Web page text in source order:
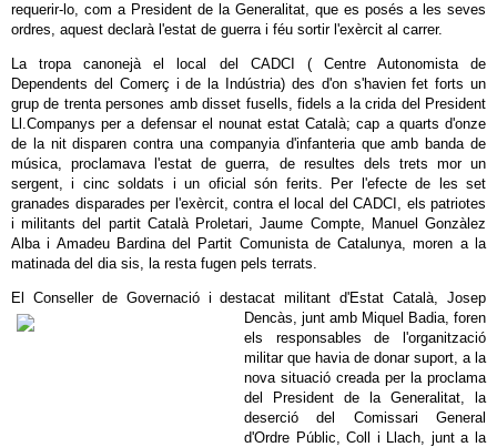
requerir-lo, com a President de la Generalitat, que es posés a les seves
ordres, aquest declarà l'estat de guerra i féu sortir l'exèrcit al carrer.
La tropa canonejà el local del CADCI ( Centre Autonomista de
Dependents del Comerç i de la Indústria) des d'on s'havien fet forts un
grup de trenta persones amb disset fusells, fidels a la crida del President
Ll.Companys per a defensar el nounat estat Català; cap a quarts d'onze
de la nit disparen contra una companyia d'infanteria que amb banda de
música, proclamava l'estat de guerra, de resultes dels trets mor un
sergent, i cinc soldats i un oficial són ferits. Per l'efecte de les set
granades disparades per l'exèrcit, contra el local del CADCI, els patriotes
i militants del partit Català Proletari, Jaume Compte, Manuel Gonzàlez
Alba i Amadeu Bardina del Partit Comunista de Catalunya, moren a la
matinada del dia sis, la resta fugen pels terrats.
El Conseller de Governació i destacat militant d'Estat Català, Josep
Dencàs, junt amb Miquel Badia, foren
els responsables de l'organització
militar que havia de donar suport, a la
nova situació creada per la proclama
del President de la Generalitat, la
deserció del Comissari General
d'Ordre Públic, Coll i Llach, junt a la